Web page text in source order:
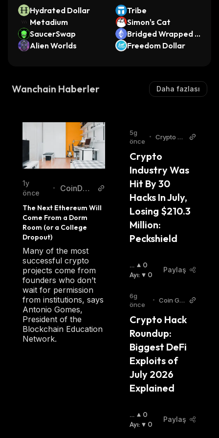
making transactions.
Hydrated Dollar
Tribe
Metadium
Simon's Cat
SaucerSwap
Bridged Wrapped E
ther (Linea)
Alien Worlds Freedom Dollar
Wanchain Haberler Daha fazlası
1y
önce
•
CoinDes
The Next Ethereum Will
Come From a Dorm
Room (or a College
Dropout)
Many of the most
successful crypto
projects come from
founders who don’t
wait for permission
from institutions, says
Antonio Gomes,
President of the
Blockchain Education
Network.
5g
önce
• Crypto Br
ws
Crypto
Industry Was
Hit By 30
Hacks In July,
Losing $210.3
Million:
Peckshield
B
O
A
:
0
Ayı: 0
Paylaş
6g
önce
• Coin Ga
Crypto Hack
Roundup:
Biggest DeFi
Exploits of
July 2026
Explained
B
O
0
Ayı: 0
Paylaş